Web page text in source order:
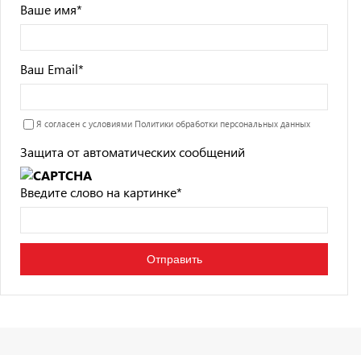
Ваше имя*
Ваш Email*
Я согласен с условиями Политики обработки персональных данных
Защита от автоматических сообщений
Введите слово на картинке*